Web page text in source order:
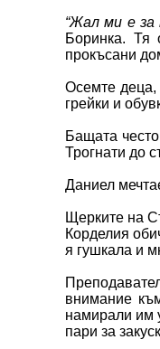
“Жал ми е за
Боринка. Тя
прокъсани
Осемте деца,
грейки и
Бащата
Трогнати до
Даниел
Щерките на
Корделия
я гушкала и
внимание
намирали им
пари за